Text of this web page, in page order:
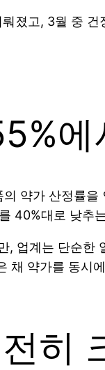
졌고, 3월 중
약가 산정률
40%대로 낮추
업계는 단순
약가를 동시
히